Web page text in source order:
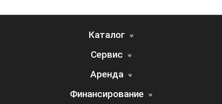
Каталог
Сервис
Аренда
Финансирование